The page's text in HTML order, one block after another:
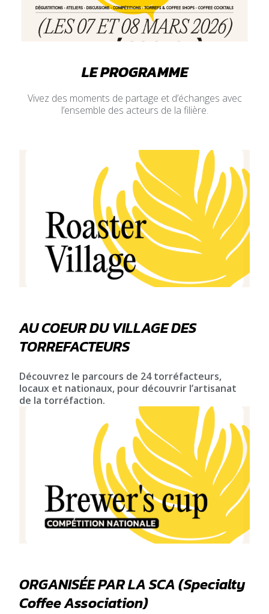
LE PROGRAMME
Vivez des moments de partage et d’échanges avec
l’ensemble des acteurs de la filière.
AU COEUR DU VILLAGE DES
TORREFACTEURS
Découvrez le parcours de 24 torréfacteurs,
locaux et nationaux, pour découvrir l’artisanat
de la torréfaction.
ORGANISÉE PAR LA SCA (Specialty
Coffee Association)